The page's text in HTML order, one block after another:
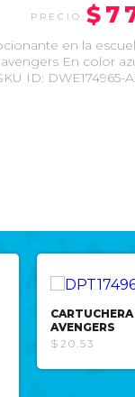
en la
En color
ID: DWE174965-
AVENGERS
$20.53